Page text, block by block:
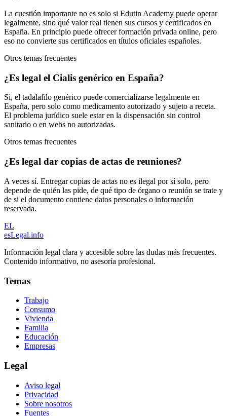
La cuestión importante no es solo si Edutin Academy puede operar
legalmente, sino qué valor real tienen sus cursos y certificados en
España. En principio puede ofrecer formación privada online, pero
eso no convierte sus certificados en títulos oficiales españoles.
Otros temas frecuentes
¿Es legal el Cialis genérico en España?
Sí, el tadalafilo genérico puede comercializarse legalmente en
España, pero solo como medicamento autorizado y sujeto a receta.
El problema jurídico suele estar en la dispensación sin control
sanitario o en webs no autorizadas.
Otros temas frecuentes
¿Es legal dar copias de actas de reuniones?
A veces sí. Entregar copias de actas no es ilegal por sí solo, pero
depende de quién las pide, de qué tipo de órgano o reunión se trate y
de si el documento contiene datos personales o información
reservada.
EL
esLegal.info
Información legal clara y accesible sobre las dudas más frecuentes.
Contenido informativo, no asesoría profesional.
Temas
Trabajo
Consumo
Vivienda
Familia
Educación
Empresas
Legal
Aviso legal
Privacidad
Sobre nosotros
Fuentes